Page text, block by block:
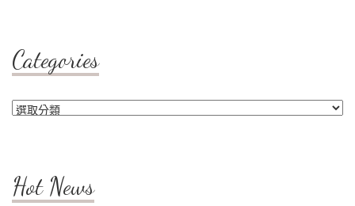
Categories
Categories
Hot News